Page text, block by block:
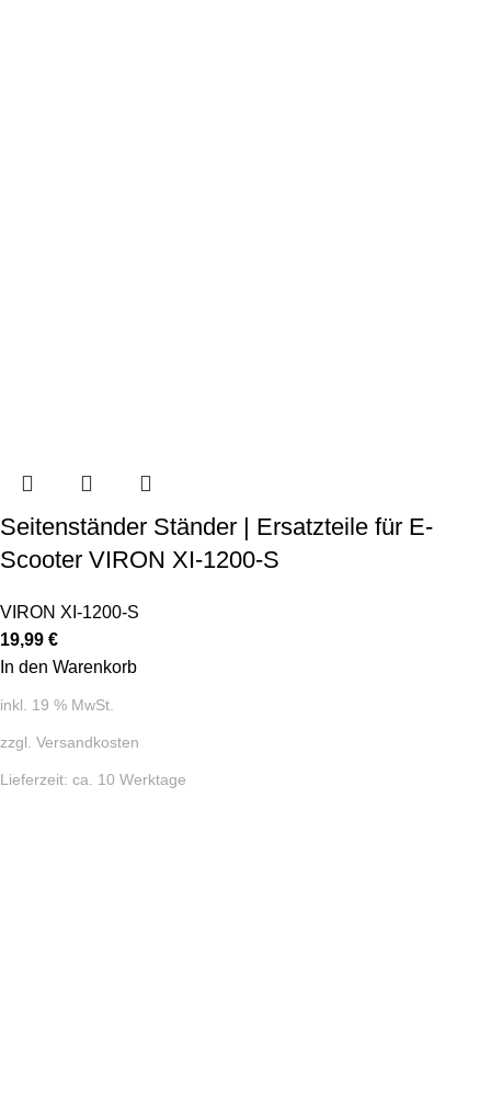
Seitenständer Ständer | Ersatzteile für E-
Scooter VIRON XI-1200-S
VIRON XI-1200-S
19,99 €
In den Warenkorb
inkl. 19 % MwSt.
zzgl. Versandkosten
Lieferzeit: ca. 10 Werktage